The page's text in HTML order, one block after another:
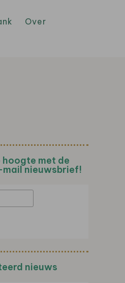
Over
hoogte met de
nieuwsbrief!
nieuws